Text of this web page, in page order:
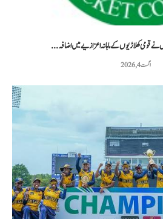
نے قومی کھلاڑیوں کے ماہانہ اعزازیے میں اضافہ...
اگست 4, 2026